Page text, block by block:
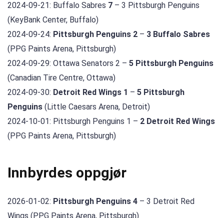
2024-09-21: Buffalo Sabres 7 – 3 Pittsburgh Penguins
(KeyBank Center, Buffalo)
2024-09-24: Pittsburgh Penguins 2 – 3 Buffalo Sabres
(PPG Paints Arena, Pittsburgh)
2024-09-29: Ottawa Senators 2 – 5 Pittsburgh Penguins
(Canadian Tire Centre, Ottawa)
2024-09-30: Detroit Red Wings 1 – 5 Pittsburgh
Penguins (Little Caesars Arena, Detroit)
2024-10-01: Pittsburgh Penguins 1 – 2 Detroit Red Wings
(PPG Paints Arena, Pittsburgh)
Innbyrdes oppgjør
2026-01-02: Pittsburgh Penguins 4 – 3 Detroit Red
Wings (PPG Paints Arena, Pittsburgh)